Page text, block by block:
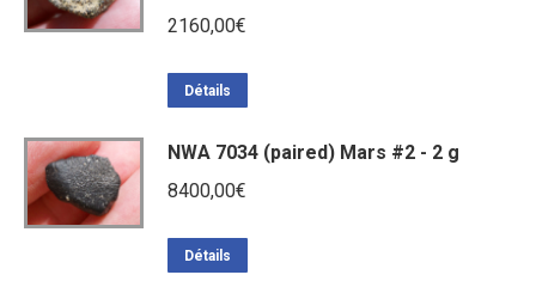
2160,00€
Détails
NWA 7034 (paired) Mars #2 - 2 g
8400,00€
Détails